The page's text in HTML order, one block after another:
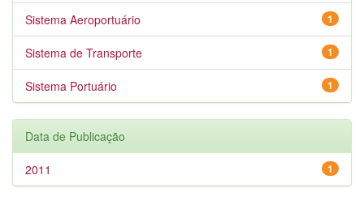
1
Sistema Aeroportuário
1
Sistema de Transporte
1
Sistema Portuário
Data de Publicação
1
2011